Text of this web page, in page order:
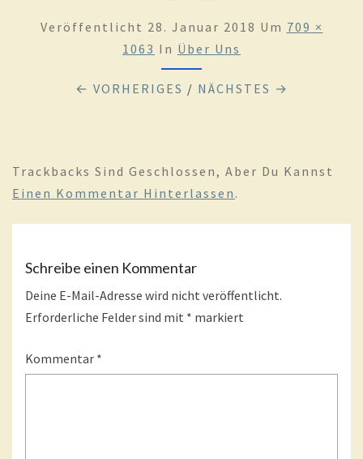
Veröffentlicht 28. Januar 2018 Um 709 ×
1063 In Über Uns
← VORHERIGES / NÄCHSTES →
Trackbacks Sind Geschlossen, Aber Du Kannst
Einen Kommentar Hinterlassen .
Schreibe einen Kommentar
Deine E-Mail-Adresse wird nicht veröffentlicht.
Erforderliche Felder sind mit * markiert
Kommentar *